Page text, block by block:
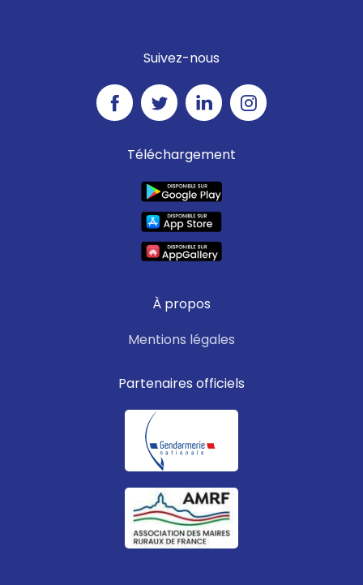
Suivez-nous
Téléchargement
À propos
Mentions légales
Partenaires officiels